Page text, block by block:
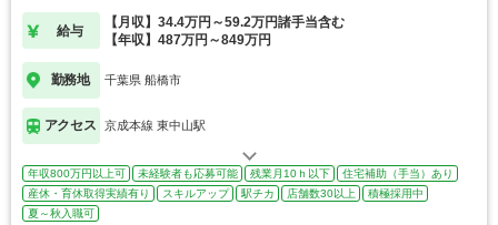
給与
【月収】34.4万円～59.2万円諸手当含む
【年収】487万円～849万円
勤務地 千葉県 船橋市
アクセス 京成本線 東中山駅
年収800万円以上可 未経験者も応募可能 残業月10ｈ以下
住宅補助（手当）あり
産休・育休取得実績有り
スキルアップ 駅チカ 店舗数30以上
積極採用中
夏～秋入職可